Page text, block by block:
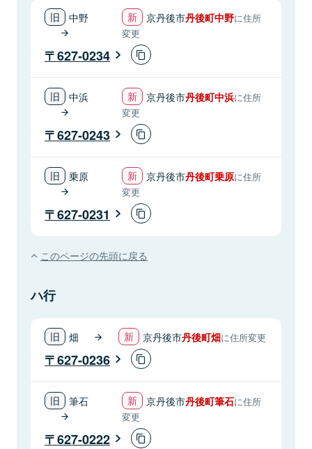
中野 京丹後市丹後町中野に住所
変更
627-0234
中浜 京丹後市丹後町中浜に住所
変更
627-0243
乗原 京丹後市丹後町乗原に住所
変更
627-0231
このページの先頭に戻る
ハ行
畑 京丹後市丹後町畑に住所変更
627-0236
筆石 京丹後市丹後町筆石に住所
変更
627-0222